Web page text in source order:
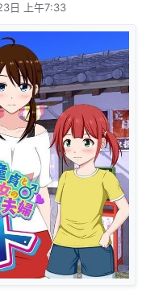
日 上午7:33